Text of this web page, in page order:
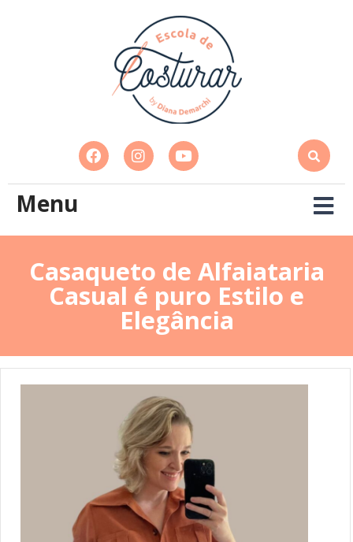
Menu
Casaqueto de Alfaiataria
Casual é puro Estilo e
Elegância